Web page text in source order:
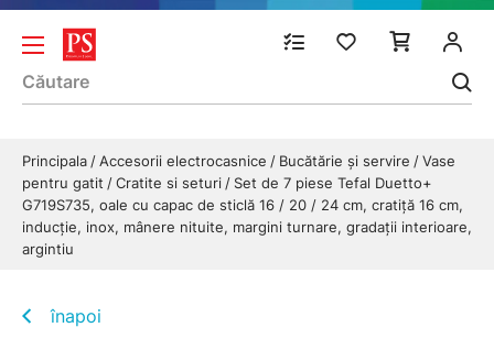
Principala Accesorii electrocasnice Bucătărie și servire
Vase
pentru gatit
Cratite si seturi
Set de 7 piese Tefal Duetto+
G719S735, oale cu capac de sticlă 16 / 20 / 24 cm, cratiță 16 cm,
inducție, inox, mânere nituite, margini turnare, gradații interioare,
argintiu
înapoi